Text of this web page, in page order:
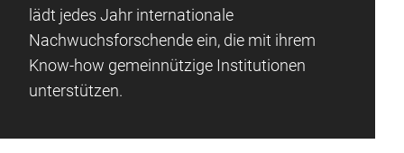
lädt jedes Jahr internationale
Nachwuchsforschende ein, die mit ihrem
Know-how gemeinnützige Institutionen
unterstützen.